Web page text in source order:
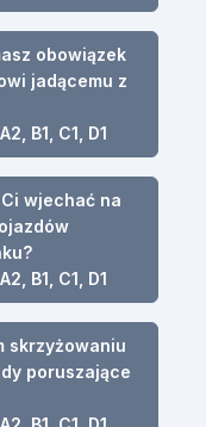
obowiązek
jadącemu z
B1, C1, D1
wjechać na
B1, C1, D1
skrzyżowaniu
poruszające